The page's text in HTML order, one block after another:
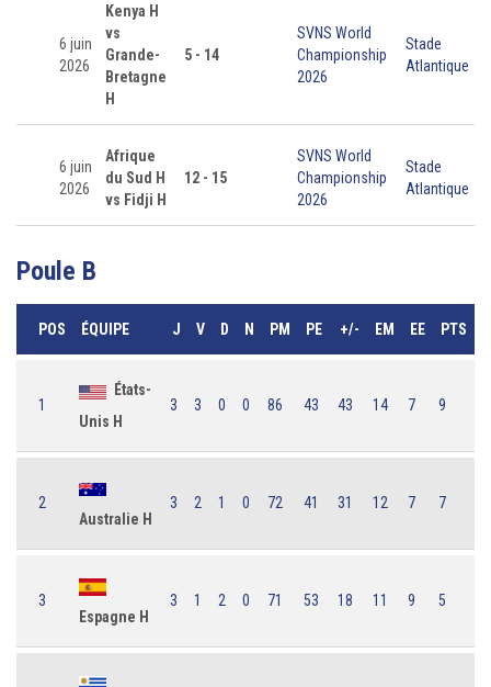
6 juin
2026
Kenya H
vs
Grande-
Bretagne
H
5 - 14
SVNS World
Championship
2026
Stade
Atlantique
6 juin
2026
Afrique
du Sud H
vs Fidji H
12 - 15
SVNS World
Championship
2026
Stade
Atlantique
Poule B
POS ÉQUIPE J V D N PM PE +/- EM EE PTS
1
États-
Unis H
3 3 0 0 86 43 43 14 7 9
2
Australie H
3 2 1 0 72 41 31 12 7 7
3
Espagne H
3 1 2 0 71 53 18 11 9 5